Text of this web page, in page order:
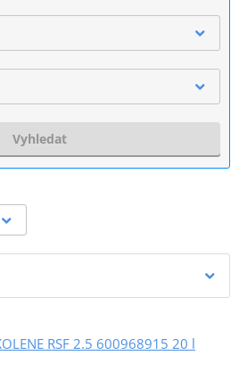
Vyhledat
RSF 2.5 600968915 20 l